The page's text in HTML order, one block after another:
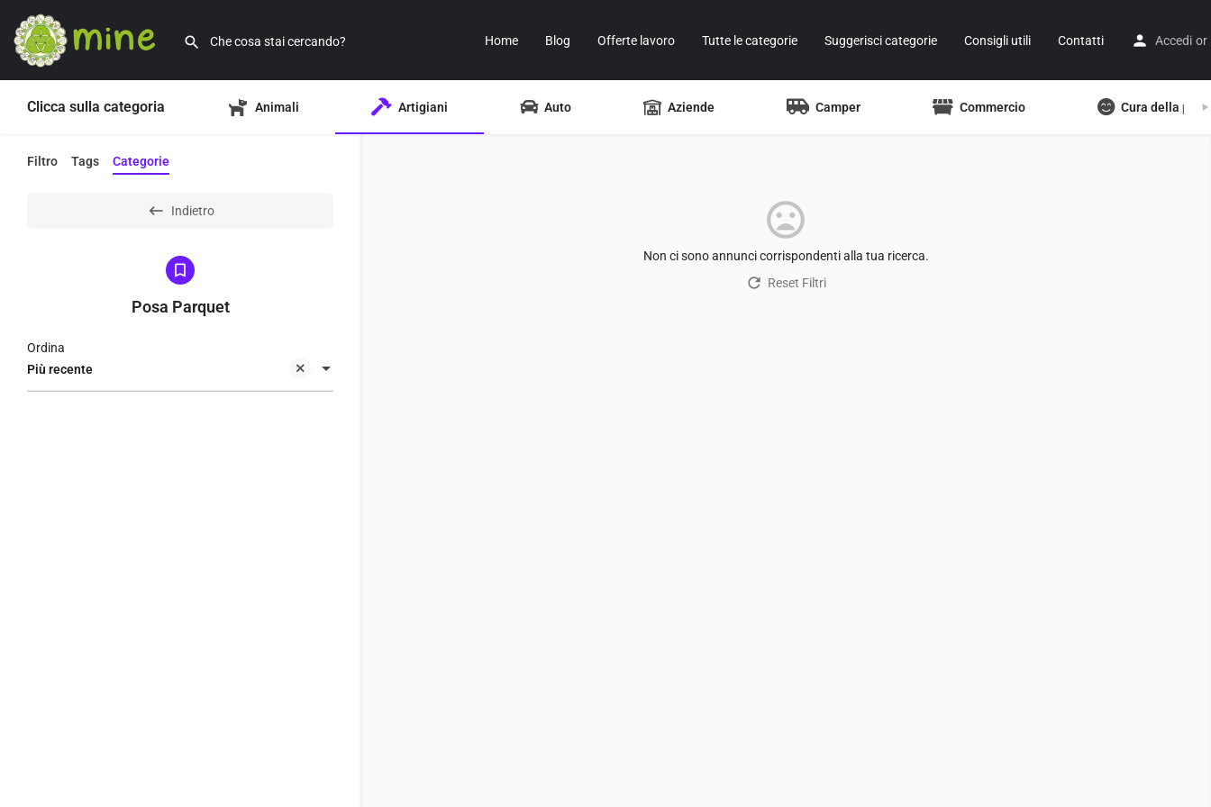
Home Blog Offerte lavoro Tutte le categorie Suggerisci categorie Consigli utili Contatti Accedi or
Clicca sulla categoria Animali Artigiani Auto Aziende Camper Commercio Cura della
Filtro Tags Categorie
Indietro
Posa Parquet
Più recente
Ordina
Non ci sono annunci corrispondenti alla tua ricerca.
Reset Filtri